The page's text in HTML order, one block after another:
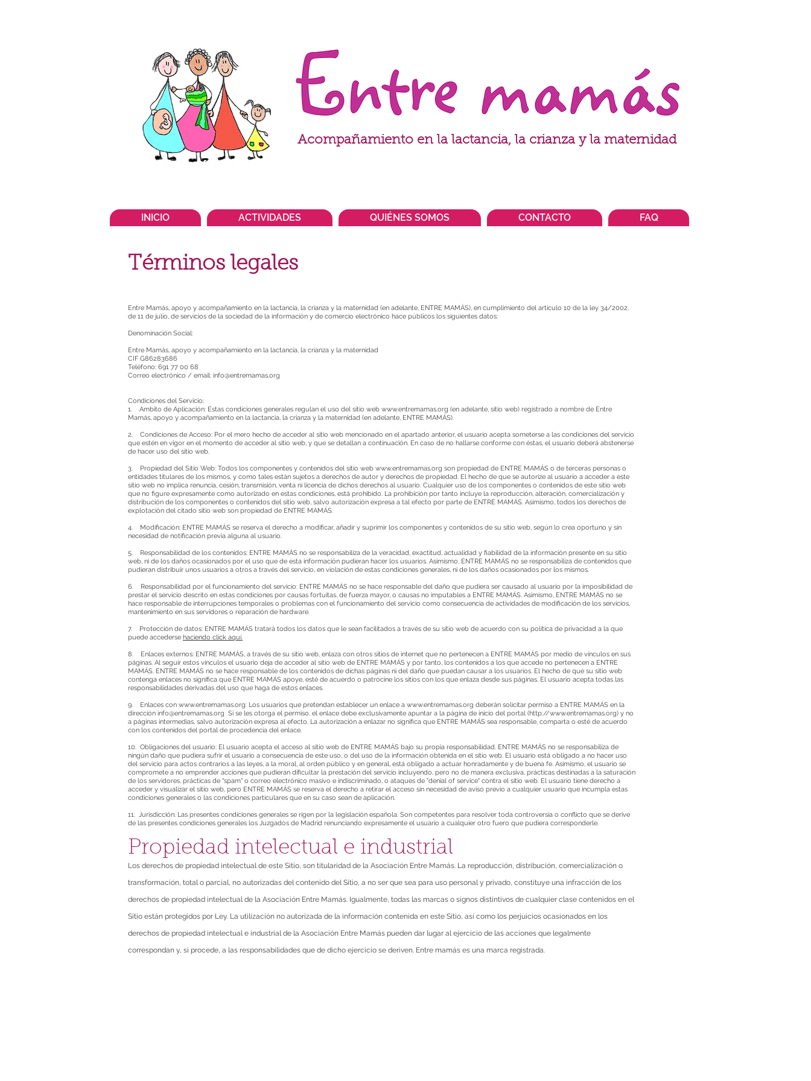
Entre Mamás
Acompañamiento en la lactancia, la crianza y la maternidad
INICIO ACTIVIDADES QUIÉNES SOMOS CONTACTO FAQ
Términos legales
Entre Mamás, apoyo y acompañamiento en la lactancia, la crianza y la maternidad (en adelante, ENTRE MAMÁS), en cumplimiento del artículo 10 de la ley 34/2002,
de 11 de julio, de servicios de la sociedad de la información y de comercio electrónico hace públicos los siguientes datos:
Denominación Social:
Entre Mamás, apoyo y acompañamiento en la lactancia, la crianza y la maternidad
CIF G86283686
Teléfono: 691 77 00 68
Correo electrónico / email: info@entremamas.org
Condiciones del Servicio:
1. Ambito de Aplicación: Estas condiciones generales regulan el uso del sitio web www.entremamas.org (en adelante, sitio web) registrado a nombre de Entre
Mamás, apoyo y acompañamiento en la lactancia, la crianza y la maternidad (en adelante, ENTRE MAMÁS).
2. Condiciones de Acceso: Por el mero hecho de acceder al sitio web mencionado en el apartado anterior, el usuario acepta someterse a las condiciones del servicio
que estén en vigor en el momento de acceder al sitio web, y que se detallan a continuación. En caso de no hallarse conforme con éstas, el usuario deberá abstenerse
de hacer uso del sitio web.
3. Propiedad del Sitio Web: Todos los componentes y contenidos del sitio web www.entremamas.org son propiedad de ENTRE MAMÁS o de terceras personas o
entidades titulares de los mismos, y como tales están sujetos a derechos de autor y derechos de propiedad. El hecho de que se autorize al usuario a acceder a este
sitio web no implica renuncia, cesión, transmisión, venta ni licencia de dichos derechos al usuario. Cualquier uso de los componentes o contenidos de este sitio web
que no figure expresamente como autorizado en estas condiciones, está prohibido. La prohibición por tanto incluye la reproducción, alteración, comercialización y
distribución de los componentes o contenidos del sitio web, salvo autorización expresa a tal efecto por parte de ENTRE MAMÁS. Asimismo, todos los derechos de
explotación del citado sitio web son propiedad de ENTRE MAMÁS.
4. Modificación: ENTRE MAMÁS se reserva el derecho a modificar, añadir y suprimir los componentes y contenidos de su sitio web, según lo crea oportuno y sin
necesidad de notificación previa alguna al usuario.
5. Responsabilidad de los contenidos: ENTRE MAMÁS no se responsabiliza de la veracidad, exactitud, actualidad y fiabilidad de la información presente en su sitio
web, ni de los daños ocasionados por el uso que de esta información pudieran hacer los usuarios. Asimismo, ENTRE MAMÁS no se responsabiliza de contenidos que
pudieran distribuir unos usuarios a otros a través del servicio, en violación de estas condiciones generales, ni de los daños ocasionados por los mismos.
6. Responsabilidad por el funcionamiento del servicio: ENTRE MAMÁS no se hace responsable del daño que pudiera ser causado al usuario por la imposibilidad de
prestar el servicio descrito en estas condiciones por causas fortuitas, de fuerza mayor, o causas no imputables a ENTRE MAMÁS. Asimismo, ENTRE MAMÁS no se
hace responsable de interrupciones temporales o problemas con el funcionamiento del servicio como consecuencia de actividades de modificación de los servicios,
mantenimiento en sus servidores o reparación de hardware.
7. Protección de datos: ENTRE MAMÁS tratará todos los datos que le sean facilitados a través de su sitio web de acuerdo con su política de privacidad a la que
puede accederse haciendo click aquí.
8. Enlaces externos: ENTRE MAMÁS, a través de su sitio web, enlaza con otros sitios de internet que no pertenecen a ENTRE MAMÁS por medio de vínculos en sus
páginas. Al seguir estos vínculos el usuario deja de acceder al sitio web de ENTRE MAMÁS y por tanto, los contenidos a los que accede no pertenecen a ENTRE
MAMÁS. ENTRE MAMÁS no se hace responsable de los contenidos de dichas páginas ni del daño que puedan causar a los usuarios. El hecho de que su sitio web
contenga enlaces no significa que ENTRE MAMÁS apoye, esté de acuerdo o patrocine los sitios con los que enlaza desde sus páginas. El usuario acepta todas las
responsabilidades derivadas del uso que haga de estos enlaces.
9. Enlaces con www.entremamas.org: Los usuarios que pretendan establecer un enlace a www.entremamas.org deberán solicitar permiso a ENTRE MAMÁS en la
dirección info@entremamas.org Si se les otorga el permiso, el enlace debe exclusivamente apuntar a la página de inicio del portal (http://www.entremamas.org) y no
a páginas intermedias, salvo autorización expresa al efecto. La autorización a enlazar no significa que ENTRE MAMÁS sea responsable, comparta o esté de acuerdo
con los contenidos del portal de procedencia del enlace.
10. Obligaciones del usuario: El usuario acepta el acceso al sitio web de ENTRE MAMÁS bajo su propia responsabilidad. ENTRE MAMÁS no se responsabiliza de
ningún daño que pudiera sufrir el usuario a consecuencia de este uso, o del uso de la información obtenida en el sitio web. El usuario está obligado a no hacer uso
del servicio para actos contrarios a las leyes, a la moral, al orden público y en general, está obligado a actuar honradamente y de buena fe. Asimismo, el usuario se
compromete a no emprender acciones que pudieran dificultar la prestación del servicio incluyendo, pero no de manera exclusiva, prácticas destinadas a la saturación
de los servidores, prácticas de "spam" o correo electrónico masivo e indiscriminado, o ataques de "denial of service" contra el sitio web. El usuario tiene derecho a
acceder y visualizar el sitio web, pero ENTRE MAMÁS se reserva el derecho a retirar el acceso sin necesidad de aviso previo a cualquier usuario que incumpla estas
condiciones generales o las condiciones particulares que en su caso sean de aplicación.
11. Jurisdicción: Las presentes condiciones generales se rigen por la legislación española. Son competentes para resolver toda controversia o conflicto que se derive
de las presentes condiciones generales los Juzgados de Madrid renunciando expresamente el usuario a cualquier otro fuero que pudiera corresponderle.
Propiedad intelectual e industrial
Los derechos de propiedad intelectual de este Sitio, son titularidad de la Asociación Entre Mamás. La reproducción, distribución, comercialización o
transformación, total o parcial, no autorizadas del contenido del Sitio, a no ser que sea para uso personal y privado, constituye una infracción de los
derechos de propiedad intelectual de la Asociación Entre Mamás. Igualmente, todas las marcas o signos distintivos de cualquier clase contenidos en el
Sitio están protegidos por Ley. La utilización no autorizada de la información contenida en este Sitio, así como los perjuicios ocasionados en los
derechos de propiedad intelectual e industrial de la Asociación Entre Mamás pueden dar lugar al ejercicio de las acciones que legalmente
correspondan y, si procede, a las responsabilidades que de dicho ejercicio se deriven. Entre mamás es una marca registrada.